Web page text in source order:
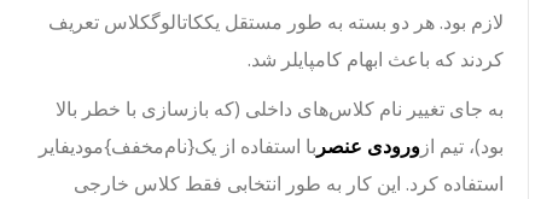
لازم بود. هر دو بسته به طور مستقل یککاتالوگکلاس تعریف
کردند که باعث ابهام کامپایلر شد.
به جای تغییر نام کلاس‌های داخلی (که بازسازی با خطر بالا
بود)، تیم از ورودی عنصربا استفاده از یک{نام‌مخفف}مودیفایر
استفاده کرد. این کار به طور انتخابی فقط کلاس خارجی